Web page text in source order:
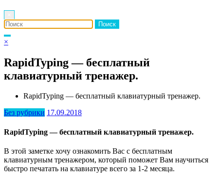
×
RapidTyping — бесплатный
клавиатурный тренажер.
RapidTyping — бесплатный клавиатурный тренажер.
Без рубрики 17.09.2018
RapidTyping — бесплатный клавиатурный тренажер.
В этой заметке хочу ознакомить Вас с бесплатным
клавиатурным тренажером, который поможет Вам научиться
быстро печатать на клавиатуре всего за 1-2 месяца.